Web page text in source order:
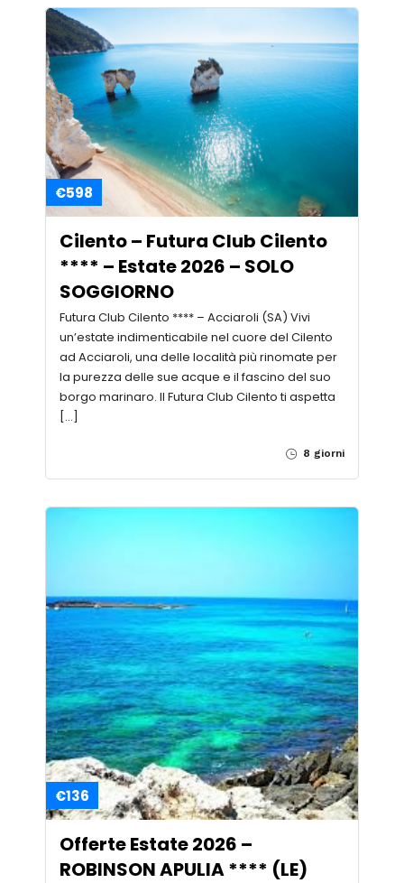
€598
Cilento – Futura Club Cilento
**** – Estate 2026 – SOLO
SOGGIORNO
Futura Club Cilento **** – Acciaroli (SA) Vivi
un’estate indimenticabile nel cuore del Cilento
ad Acciaroli, una delle località più rinomate per
la purezza delle sue acque e il fascino del suo
borgo marinaro. Il Futura Club Cilento ti aspetta
[…]
8 giorni
€136
Offerte Estate 2026 –
ROBINSON APULIA **** (LE)